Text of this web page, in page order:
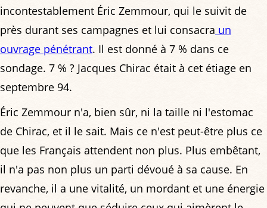
incontestablement Éric Zemmour, qui le suivit de
près durant ses campagnes et lui consacra un
ouvrage pénétrant. Il est donné à 7 % dans ce
sondage. 7 % ? Jacques Chirac était à cet étiage en
septembre 94.
Éric Zemmour n'a, bien sûr, ni la taille ni l'estomac
de Chirac, et il le sait. Mais ce n'est peut-être plus ce
que les Français attendent non plus. Plus embêtant,
il n'a pas non plus un parti dévoué à sa cause. En
revanche, il a une vitalité, un mordant et une énergie